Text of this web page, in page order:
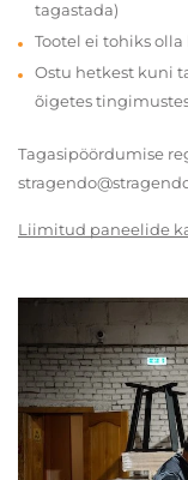
tagastada)
Tootel ei tohiks
Ostu hetkest kuni
õigetes
Tagasipöördumise
Liimitud paneelide